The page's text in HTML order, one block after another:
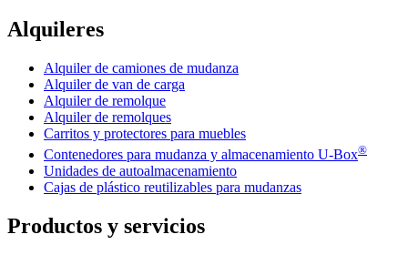
Alquileres
Alquiler de camiones de mudanza
Alquiler de van de carga
Alquiler de remolque
Alquiler de remolques
Carritos y protectores para muebles
Contenedores para mudanza y almacenamiento U-Box®
Unidades de autoalmacenamiento
Cajas de plástico reutilizables para mudanzas
Productos y servicios